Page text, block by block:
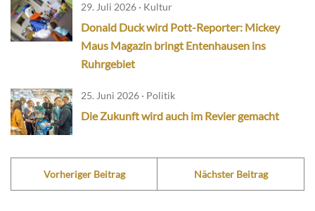
29. Juli 2026 · Kultur
Donald Duck wird Pott-Reporter: Mickey
Maus Magazin bringt Entenhausen ins
Ruhrgebiet
25. Juni 2026 · Politik
Die Zukunft wird auch im Revier gemacht
Vorheriger Beitrag Nächster Beitrag